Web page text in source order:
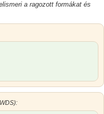
a ragozott formákat és